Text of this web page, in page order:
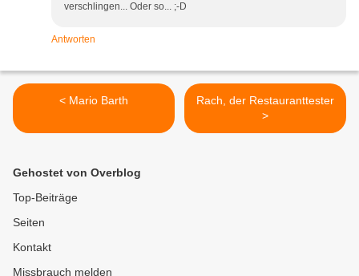
verschlingen... Oder so... ;-D
Antworten
< Mario Barth
Rach, der Restauranttester
>
Gehostet von Overblog
Top-Beiträge
Seiten
Kontakt
Missbrauch melden